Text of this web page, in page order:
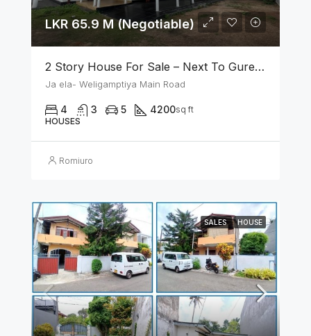
LKR 65.9 M (Negotiable)
2 Story House For Sale – Next To Gurege Park Ganemulla
Ja ela- Weligamptiya Main Road
4 3 5 4200sq ft
HOUSES
Romiuro
SALES HOUSE